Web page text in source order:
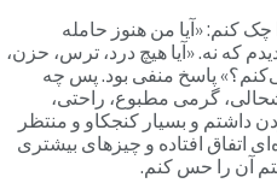
کنم: «آیا من هنوز حامله
که نه. «آیا هیچ درد، ترس، حزن،
پاسخ منفی بود. پس چه
گرمی مطبوع، راحتی،
داشتم و بسیار کنجکاو و منتظر
اتفاق افتاده و چیزهای بیشتری
آن را حس کنم.